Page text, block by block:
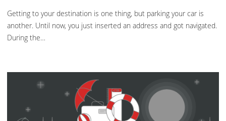
Getting to your destination is one thing, but parking your car is
another. Until now, you just inserted an address and got navigated.
During the…